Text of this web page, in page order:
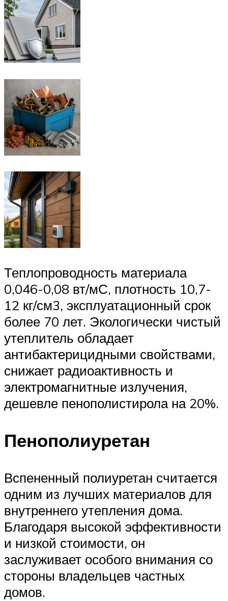
Теплопроводность материала
0,046-0,08 вт/мС, плотность 10,7-
12 кг/см3, эксплуатационный срок
более 70 лет. Экологически чистый
утеплитель обладает
антибактерицидными свойствами,
снижает радиоактивность и
электромагнитные излучения,
дешевле пенополистирола на 20%.
Пенополиуретан
Вспененный полиуретан считается
одним из лучших материалов для
внутреннего утепления дома.
Благодаря высокой эффективности
и низкой стоимости, он
заслуживает особого внимания со
стороны владельцев частных
домов.